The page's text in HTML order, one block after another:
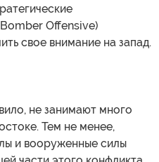
Offensive)
свое внимание на запад.
не занимают много
Тем не менее,
и вооруженные силы